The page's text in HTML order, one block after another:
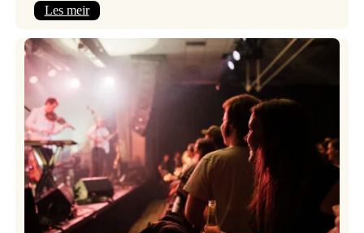
Les meir:
Jazz
søkjer